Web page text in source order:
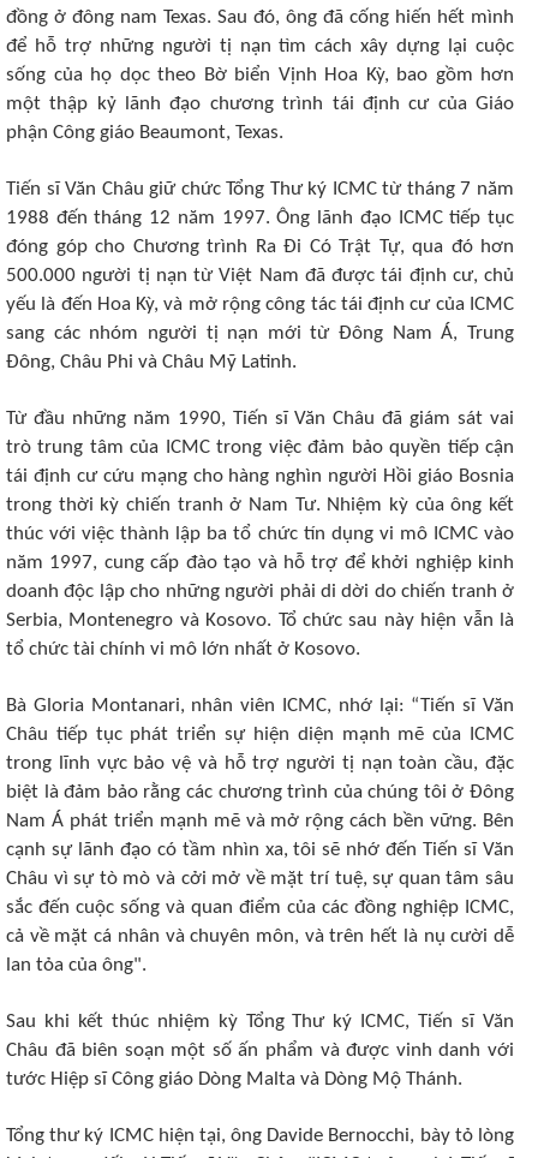
đồng ở đông nam Texas. Sau đó, ông đã cống hiến hết mình
để hỗ trợ những người tị nạn tìm cách xây dựng lại cuộc
sống của họ dọc theo Bờ biển Vịnh Hoa Kỳ, bao gồm hơn
một thập kỷ lãnh đạo chương trình tái định cư của Giáo
phận Công giáo Beaumont, Texas.
Tiến sĩ Văn Châu giữ chức Tổng Thư ký ICMC từ tháng 7 năm
1988 đến tháng 12 năm 1997. Ông lãnh đạo ICMC tiếp tục
đóng góp cho Chương trình Ra Đi Có Trật Tự, qua đó hơn
500.000 người tị nạn từ Việt Nam đã được tái định cư, chủ
yếu là đến Hoa Kỳ, và mở rộng công tác tái định cư của ICMC
sang các nhóm người tị nạn mới từ Đông Nam Á, Trung
Đông, Châu Phi và Châu Mỹ Latinh.
Từ đầu những năm 1990, Tiến sĩ Văn Châu đã giám sát vai
trò trung tâm của ICMC trong việc đảm bảo quyền tiếp cận
tái định cư cứu mạng cho hàng nghìn người Hồi giáo Bosnia
trong thời kỳ chiến tranh ở Nam Tư. Nhiệm kỳ của ông kết
thúc với việc thành lập ba tổ chức tín dụng vi mô ICMC vào
năm 1997, cung cấp đào tạo và hỗ trợ để khởi nghiệp kinh
doanh độc lập cho những người phải di dời do chiến tranh ở
Serbia, Montenegro và Kosovo. Tổ chức sau này hiện vẫn là
tổ chức tài chính vi mô lớn nhất ở Kosovo.
Bà Gloria Montanari, nhân viên ICMC, nhớ lại: “Tiến sĩ Văn
Châu tiếp tục phát triển sự hiện diện mạnh mẽ của ICMC
trong lĩnh vực bảo vệ và hỗ trợ người tị nạn toàn cầu, đặc
biệt là đảm bảo rằng các chương trình của chúng tôi ở Đông
Nam Á phát triển mạnh mẽ và mở rộng cách bền vững. Bên
cạnh sự lãnh đạo có tầm nhìn xa, tôi sẽ nhớ đến Tiến sĩ Văn
Châu vì sự tò mò và cởi mở về mặt trí tuệ, sự quan tâm sâu
sắc đến cuộc sống và quan điểm của các đồng nghiệp ICMC,
cả về mặt cá nhân và chuyên môn, và trên hết là nụ cười dễ
lan tỏa của ông".
Sau khi kết thúc nhiệm kỳ Tổng Thư ký ICMC, Tiến sĩ Văn
Châu đã biên soạn một số ấn phẩm và được vinh danh với
tước Hiệp sĩ Công giáo Dòng Malta và Dòng Mộ Thánh.
Tổng thư ký ICMC hiện tại, ông Davide Bernocchi, bày tỏ lòng